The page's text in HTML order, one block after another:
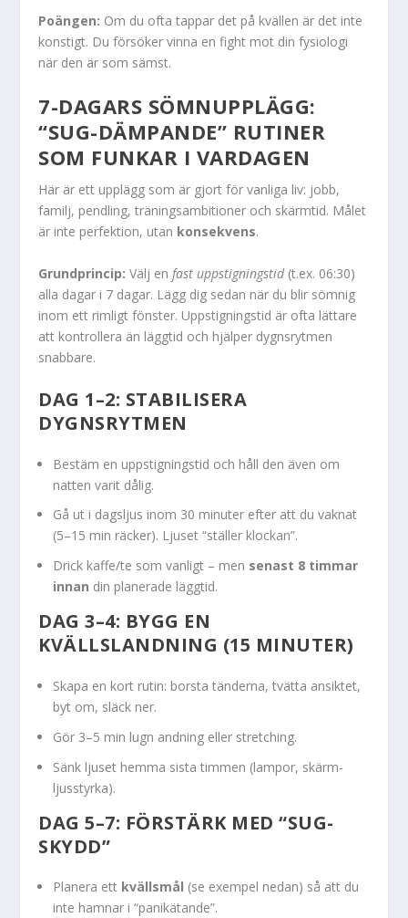
Poängen: Om du ofta tappar det på kvällen är det inte
konstigt. Du försöker vinna en fight mot din fysiologi
när den är som sämst.
7-DAGARS SÖMNUPPLÄGG:
“SUG-DÄMPANDE” RUTINER
SOM FUNKAR I VARDAGEN
Här är ett upplägg som är gjort för vanliga liv: jobb,
familj, pendling, träningsambitioner och skärmtid. Målet
är inte perfektion, utan konsekvens.
Grundprincip: Välj en fast uppstigningstid(t.ex. 06:30)
alla dagar i 7 dagar. Lägg dig sedan när du blir sömnig
inom ett rimligt fönster. Uppstigningstid är ofta lättare
att kontrollera än läggtid och hjälper dygnsrytmen
snabbare.
DAG 1–2: STABILISERA
DYGNSRYTMEN
Bestäm en uppstigningstid och håll den även om
natten varit dålig.
Gå ut i dagsljus inom 30 minuter efter att du vaknat
(5–15 min räcker). Ljuset “ställer klockan”.
Drick kaffe/te som vanligt – men senast 8 timmar
innan din planerade läggtid.
DAG 3–4: BYGG EN
KVÄLLSLANDNING (15 MINUTER)
Skapa en kort rutin: borsta tänderna, tvätta ansiktet,
byt om, släck ner.
Gör 3–5 min lugn andning eller stretching.
Sänk ljuset hemma sista timmen (lampor, skärm-
ljusstyrka).
DAG 5–7: FÖRSTÄRK MED “SUG-
SKYDD”
Planera ett kvällsmål (se exempel nedan) så att du
inte hamnar i “panikätande”.